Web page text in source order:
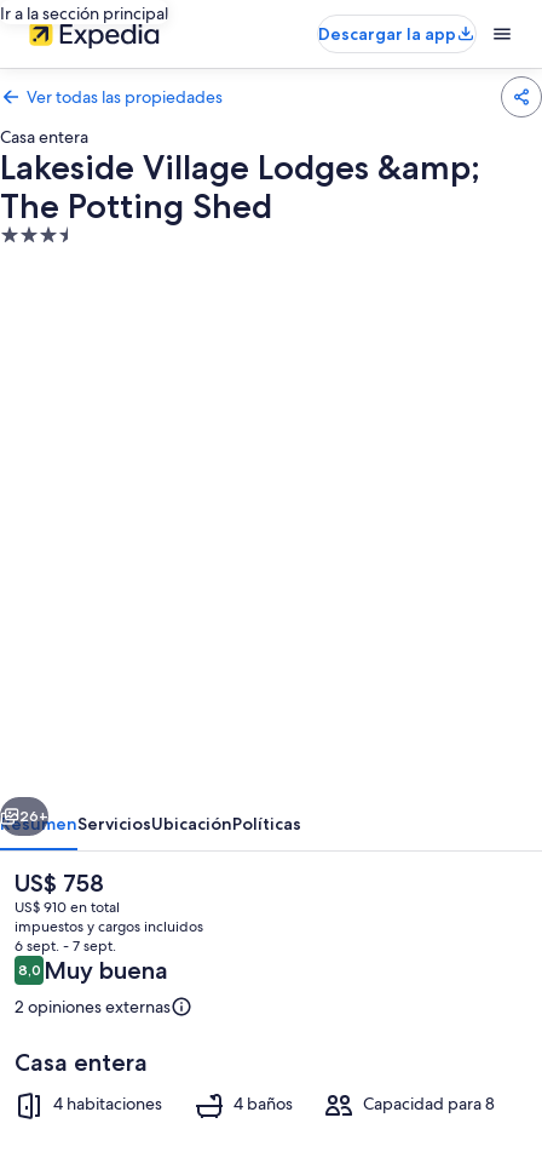
Ir a la sección principal
Descargar la app
Ver todas las propiedades
Casa entera
Lakeside Village Lodges &amp;
The Potting Shed
Propiedad
The
Potting
Shed
Siguiente
26+
ResumenServiciosUbicaciónPolíticas
El
precio
actual
es
de
US$ 758
US$ 758
US$ 910 en total
impuestos y cargos incluidos
6 sept. - 7 sept.
Opiniones
8,08,0 de 10
Muy buena
2 opiniones externas
Casa entera
4 habitaciones 4 baños Capacidad para 8